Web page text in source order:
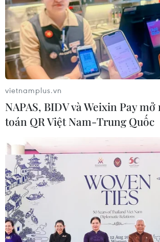
vietnamplus.vn
NAPAS, BIDV và Weixin Pay
toán QR Việt Nam-Trung Quốc